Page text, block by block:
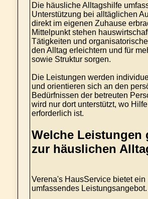
Die häusliche Alltagshilfe
Unterstützung bei alltäglichen
direkt im eigenen Zuhause
Mittelpunkt stehen
Tätigkeiten und
den Alltag erleichtern und für
sowie Struktur sorgen.
Die Leistungen werden
und orientieren sich an den
Bedürfnissen der betreuten
wird nur dort unterstützt, wo
erforderlich ist.
Welche Leistungen
zur häuslichen
Verena's HausService bietet ein
umfassendes Leistungsangebot.